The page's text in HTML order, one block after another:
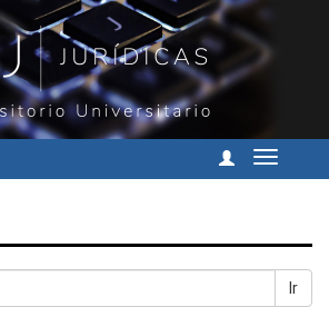
Cambiar
Ir